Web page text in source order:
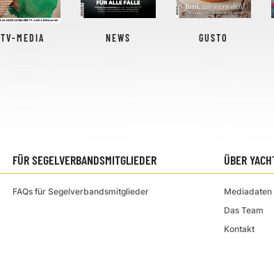
TV-MEDIA NEWS GUSTO
FÜR SEGELVERBANDSMITGLIEDER
FAQs für Segelverbandsmitglieder
ÜBER
Mediadaten
Das Team
Kontakt